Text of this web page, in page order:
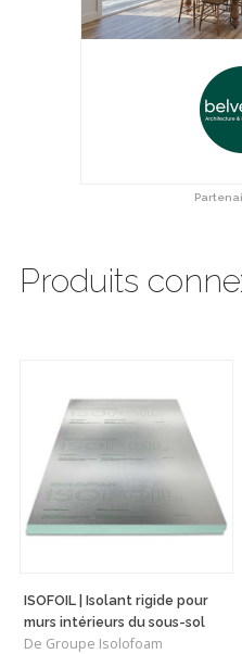
Produits
ISOFOIL | Isolant rigide pour
murs intérieurs du sous-sol
De Groupe Isolofoam